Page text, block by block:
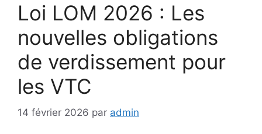
Loi LOM 2026 : Les
nouvelles obligations
de verdissement pour
les VTC
14 février 2026 par admin